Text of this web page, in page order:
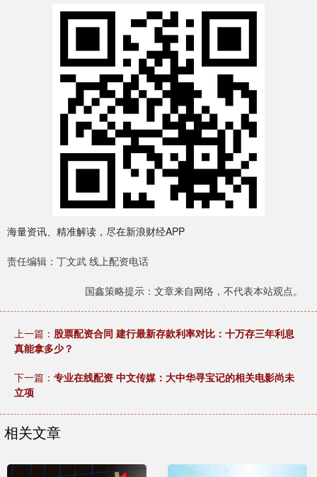
海量资讯、精准解读，尽在新浪财经APP
责任编辑：丁文武 线上配资电话
国鑫策略提示：文章来自网络，不代表本站观点。
上一篇： 股票配资合同 建行最新存款利率对比：十万存三年利息
真能拿多少？
下一篇： 专业在线配资 中文传媒：大中华寻宝记的相关电影尚未
立项
相关文章